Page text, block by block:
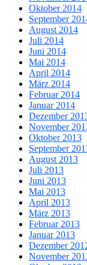
Oktober 2014
September
August 2014
Juli 2014
Juni 2014
Mai 2014
April 2014
März 2014
Februar 2014
Januar 2014
Dezember
November
Oktober 2013
September
August 2013
Juli 2013
Juni 2013
Mai 2013
April 2013
März 2013
Februar 2013
Januar 2013
Dezember
November